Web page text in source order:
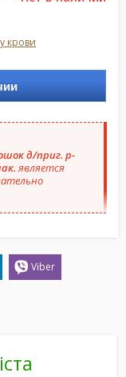
крови
д/приг. р-
является
Viber